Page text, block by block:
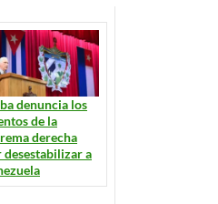
denuncia los
de la
derecha
desestabilizar a